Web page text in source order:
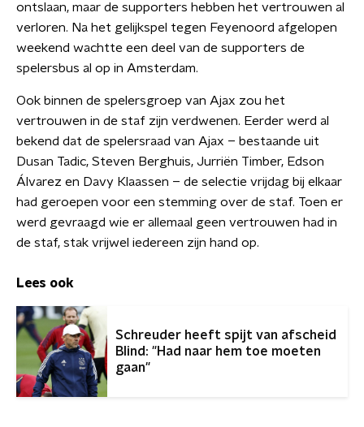
ontslaan, maar de supporters hebben het vertrouwen al
verloren. Na het gelijkspel tegen Feyenoord afgelopen
weekend wachtte een deel van de supporters de
spelersbus al op in Amsterdam.
Ook binnen de spelersgroep van Ajax zou het
vertrouwen in de staf zijn verdwenen. Eerder werd al
bekend dat de spelersraad van Ajax – bestaande uit
Dusan Tadic, Steven Berghuis, Jurriën Timber, Edson
Álvarez en Davy Klaassen – de selectie vrijdag bij elkaar
had geroepen voor een stemming over de staf. Toen er
werd gevraagd wie er allemaal geen vertrouwen had in
de staf, stak vrijwel iedereen zijn hand op.
Lees ook
Schreuder heeft spijt van afscheid
Blind: "Had naar hem toe moeten
gaan"